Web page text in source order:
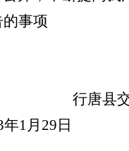
事项
行唐县
29日